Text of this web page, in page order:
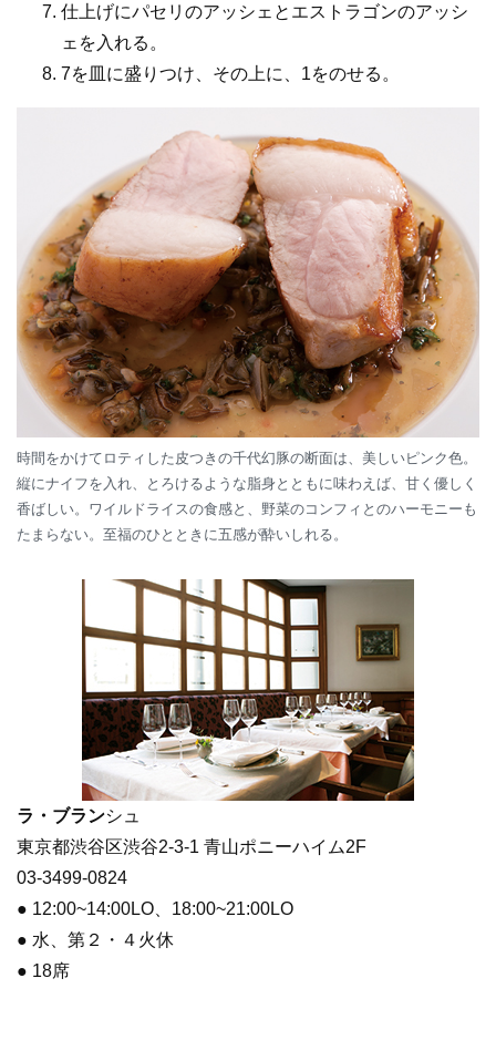
仕上げにパセリのアッシェとエストラゴンのアッシ
ェを入れる。
7を皿に盛りつけ、その上に、1をのせる。
時間をかけてロティした皮つきの千代幻豚の断面は、美しいピンク色。
縦にナイフを入れ、とろけるような脂身とともに味わえば、甘く優しく
香ばしい。ワイルドライスの食感と、野菜のコンフィとのハーモニーも
たまらない。至福のひとときに五感が酔いしれる。
ラ・ブランシュ
東京都渋谷区渋谷2-3-1 青山ポニーハイム2F
03-3499-0824
● 12:00~14:00LO、18:00~21:00LO
● 水、第２・４火休
● 18席